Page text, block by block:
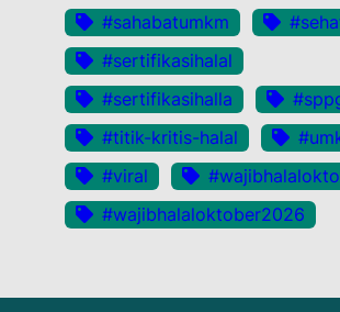
#sahabatumkm
#sertifikasihalal
#sertifikasihalla
#titik-kritis-halal
#viral
#wajibhalaloktober2026